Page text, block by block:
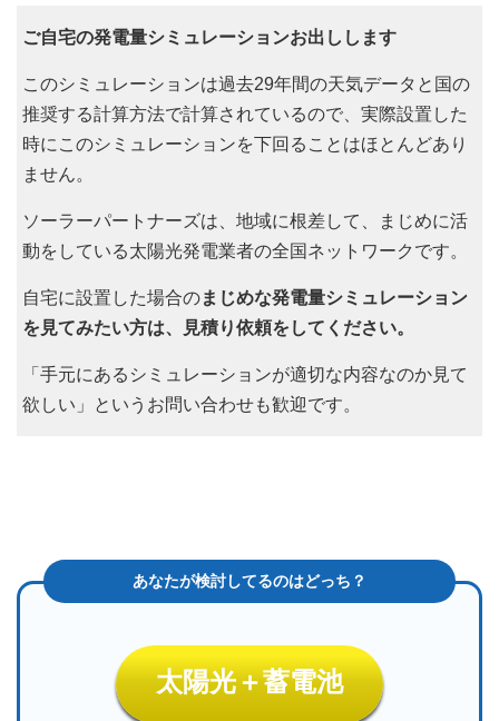
ご自宅の発電量シミュレーションお出しします
このシミュレーションは過去29年間の天気データと国の
推奨する計算方法で計算されているので、実際設置した
時にこのシミュレーションを下回ることはほとんどあり
ません。
ソーラーパートナーズは、地域に根差して、まじめに活
動をしている太陽光発電業者の全国ネットワークです。
自宅に設置した場合のまじめな発電量シミュレーション
を見てみたい方は、見積り依頼をしてください。
「手元にあるシミュレーションが適切な内容なのか見て
欲しい」というお問い合わせも歓迎です。
太陽光＋蓄電池